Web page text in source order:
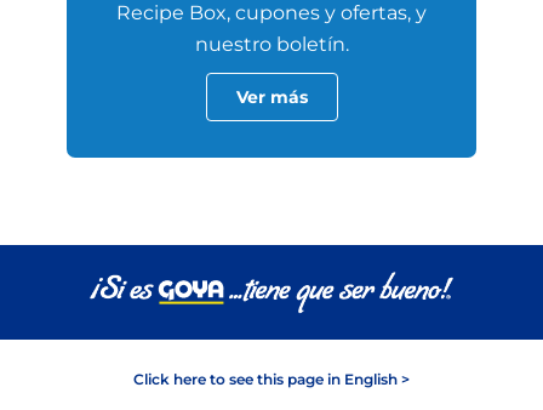
Recipe Box, cupones y ofertas, y
nuestro boletín.
Ver más
Click here to see this page in English >